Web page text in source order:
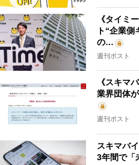
《タイミ
ト“企業
の…
週刊ポスト
《スキマ
業界団体
週刊ポスト
スキマバ
3年間で